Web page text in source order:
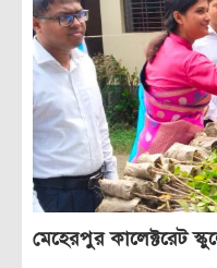
মেহেরপুর কালেক্টরেট